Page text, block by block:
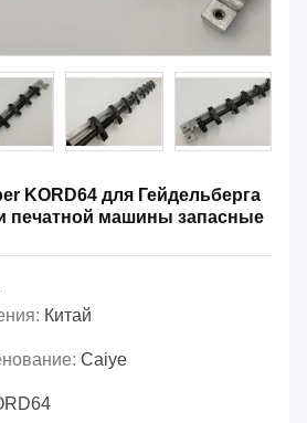
KORD64 для Гейдельберга
печатной машины запасные
Китай
Caiye